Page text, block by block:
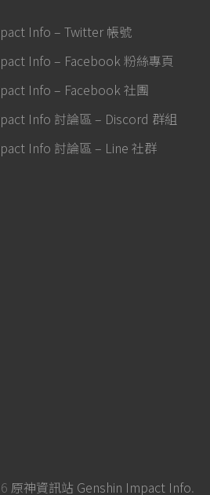
Info – Twitter 帳號
Info – Facebook 粉絲專頁
Info – Facebook 社團
Info 討論區 – Discord 群組
Info 討論區 – Line 社群
原神資訊站 Genshin Impact Info.